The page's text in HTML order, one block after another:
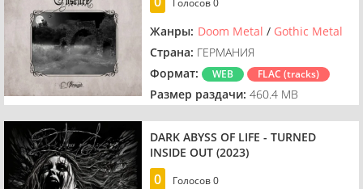
Жанры: Doom Metal / Gothic Metal
Страна: ГЕРМАНИЯ
Формат:
WEB FLAC (tracks)
Размер раздачи: 460.4 MB
DARK ABYSS OF LIFE - TURNED
INSIDE OUT (2023)
0 Голосов0